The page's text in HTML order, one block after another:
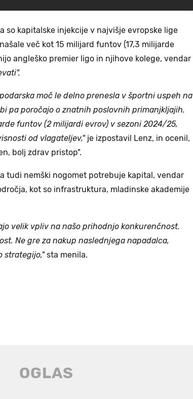
so kapitalske injekcije v najvišje evropske lige
več kot 15 milijard funtov (17,3 milijarde
angleško premier ligo in njihove kolege, vendar
moč le delno prenesla v športni uspeh na
pa poročajo o znatnih poslovnih primanjkljajih.
funtov (2 milijardi evrov) v sezoni 2024/25,
od vlagateljev," je izpostavil Lenz, in ocenil,
bolj zdrav pristop".
tudi nemški nogomet potrebuje kapital, vendar
kot so infrastruktura, mladinske akademije
velik vpliv na našo prihodnjo konkurenčnost.
Ne gre za nakup naslednjega napadalca,
strategijo,"sta menila.